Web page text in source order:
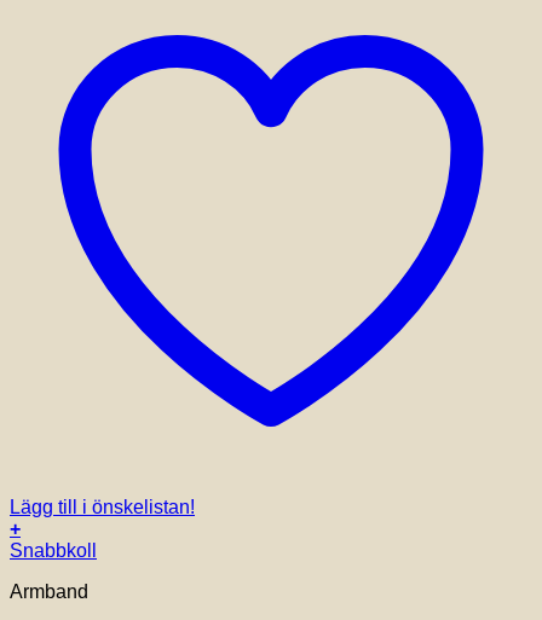
Lägg till i önskelistan!
+
Snabbkoll
Armband